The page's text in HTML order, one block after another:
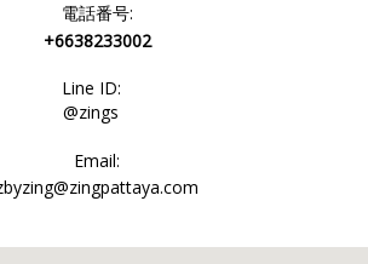
電話番号:
+6638233002
Line ID:
@zings
Email: